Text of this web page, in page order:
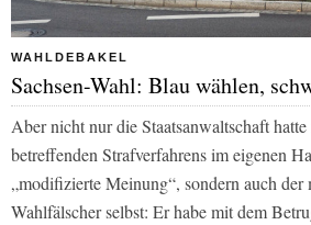
WAHLDEBAKEL
Sachsen-Wahl: Blau wählen,
Aber nicht nur die Staatsanwaltschaft
betreffenden Strafverfahrens im eigenen
„modifizierte Meinung“, sondern auch der
Wahlfälscher selbst: Er habe mit dem